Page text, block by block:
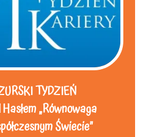
TYDZIEŃ
„Równowaga
Świecie”